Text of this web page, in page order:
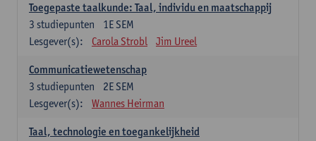
Toegepaste taalkunde: Taal, individu en maatschappij
1E SEM
3 studiepunten
Lesgever(s):
Carola Strobl Jim Ureel
Communicatiewetenschap
2E SEM
3 studiepunten
Lesgever(s):
Wannes Heirman
Taal, technologie en toegankelijkheid